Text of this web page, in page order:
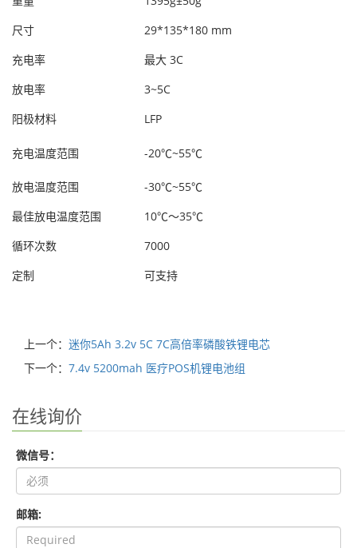
尺寸
29*135*180 mm
充电率
最大 3C
放电率
3~5C
阳极材料
LFP
充电温度范围 -20℃~55℃
放电温度范围
-30℃~55℃
最佳放电温度范围
10℃～35℃
循环次数
7000
定制
可支持
上一个： 迷你5Ah 3.2v 5C 7C高倍率磷酸铁锂电芯
下一个： 7.4v 5200mah 医疗POS机锂电池组
在线询价
微信号：
邮箱: